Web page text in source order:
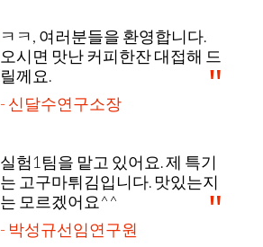
ㅋㅋ, 여러분들을 환영합니다.
오시면 맛난 커피한잔 대접해 드
릴께요.
- 신달수연구소장
실험1팀을 맡고 있어요. 제 특기
는 고구마튀김입니다. 맛있는지
는 모르겠어요^^
- 박성규선임연구원